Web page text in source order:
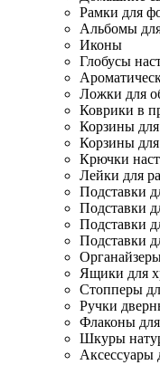
Рамки для
Альбомы
Иконы
Глобусы
Ложки для
Коврики в
Корзины для
Корзины
Крючки
Лейки для
Подставки
Подставки
Подставки
Подставки
Ящики для
Стопперы
Ручки
Флаконы
Шкуры
Аксессуары